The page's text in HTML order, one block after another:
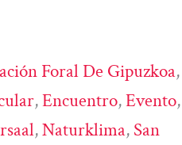
Foral De Gipuzkoa
, Encuentro, Evento
, Naturklima, San